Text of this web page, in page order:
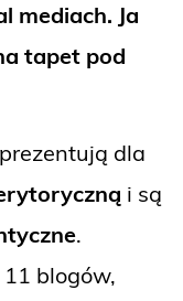
mediach. Ja
tapet pod
dla
i są
.
blogów,